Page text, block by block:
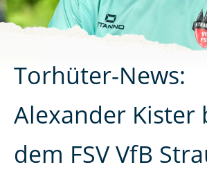
Torhüter-News:
Alexander Kister
dem FSV VfB